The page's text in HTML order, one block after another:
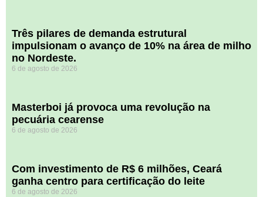
​Três pilares de demanda estrutural
impulsionam o avanço de 10% na área de milho
no Nordeste.
6 de agosto de 2026
Masterboi já provoca uma revolução na
pecuária cearense
6 de agosto de 2026
Com investimento de R$ 6 milhões, Ceará
ganha centro para certificação do leite
6 de agosto de 2026